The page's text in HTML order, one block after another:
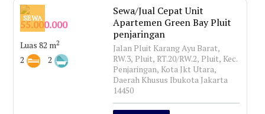
SEWA
55.000.000
Luas 82 m2
2 2
Sewa/Jual Cepat Unit
Apartemen Green Bay Pluit
penjaringan
Jalan Pluit Karang Ayu Barat,
RW.3, Pluit, RT.20/RW.2, Pluit, Kec.
Penjaringan, Kota Jkt Utara,
Daerah Khusus Ibukota Jakarta
14450